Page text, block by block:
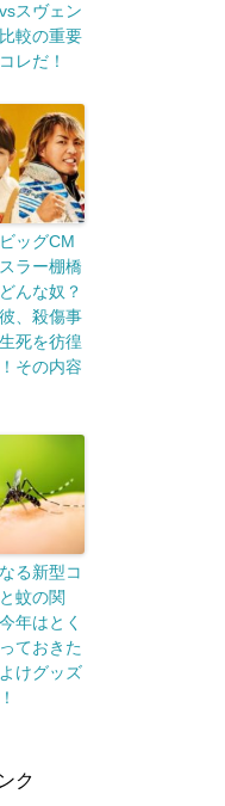
スヴェン
較の重要
レだ！
ッグCM
ラー棚橋
んな奴？
、殺傷事
死を彷徨
その内容
る新型コ
蚊の関
年はとく
ておきた
けグッズ
ク